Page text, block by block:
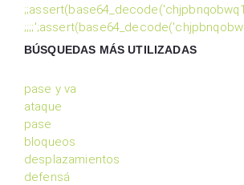
BÚSQUEDAS MÁS UTILIZADAS
pase y va
ataque
pase
bloqueos
desplazamientos
defensá